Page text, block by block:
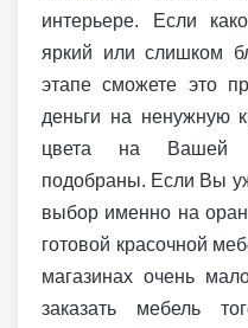
интерьере. Если
яркий или слишком
этапе сможете это
деньги на ненужную
цвета на Вашей
подобраны. Если Вы
выбор именно на
готовой красочной
магазинах очень
заказать мебель